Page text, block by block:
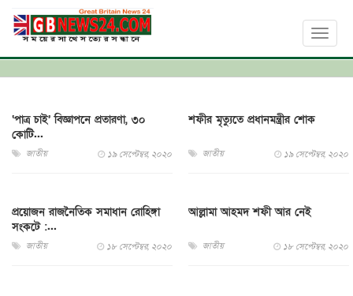
Toggle
‘পাত্র চাই’ বিজ্ঞাপনে প্রতারণা, ৩০
কোটি...
জাতীয় ১৯ সেপ্টেম্বর, ২০২০
শফীর মৃত্যুতে প্রধানমন্ত্রীর শোক
জাতীয় ১৯ সেপ্টেম্বর, ২০২০
প্রয়োজন রাজনৈতিক সমাধান রোহিঙ্গা
সংকটে :...
জাতীয় ১৮ সেপ্টেম্বর, ২০২০
আল্লামা আহমদ শফী আর নেই
জাতীয় ১৮ সেপ্টেম্বর, ২০২০